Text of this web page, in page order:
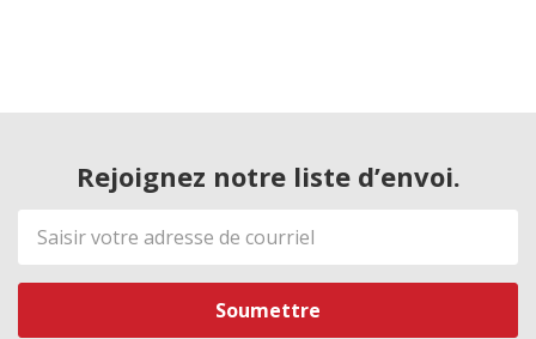
Rejoignez notre liste d’envoi.
Adresse
de
courriel